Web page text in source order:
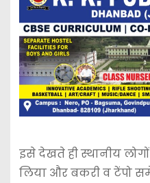
इसे देखते ही स्थानीय
लिया और बकरी व टेंपो